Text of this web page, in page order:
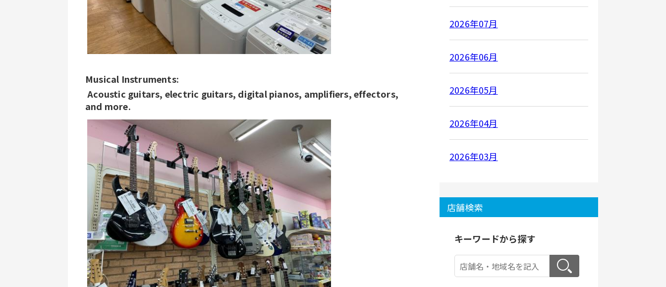
Musical Instruments:
Acoustic guitars, electric guitars, digital pianos, amplifiers, effectors,
and more.
2026年07月
2026年06月
2026年05月
2026年04月
2026年03月
店舗検索
キーワードから探す